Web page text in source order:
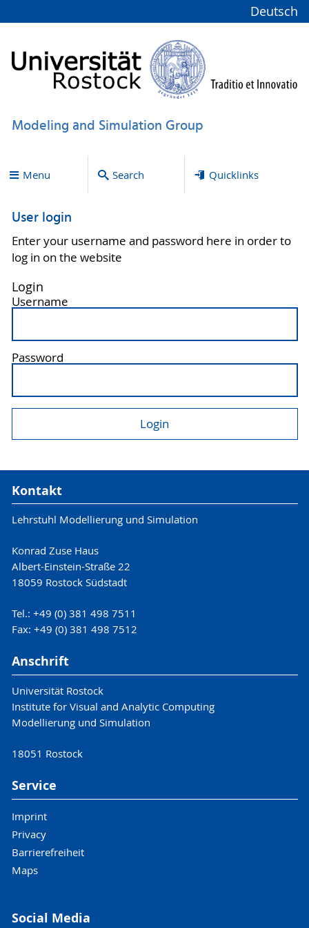
Deutsch
Modeling and Simulation Group
Menu Search Quicklinks
User login
Enter your username and password here in order to
log in on the website
Login
Username
Password
Kontakt
Lehrstuhl Modellierung und Simulation
Konrad Zuse Haus
Albert-Einstein-Straße 22
18059 Rostock Südstadt
Tel.: +49 (0) 381 498 7511
Fax: +49 (0) 381 498 7512
Anschrift
Universität Rostock
Institute for Visual and Analytic Computing
Modellierung und Simulation
18051 Rostock
Service
Imprint
Privacy
Barrierefreiheit
Maps
Social Media